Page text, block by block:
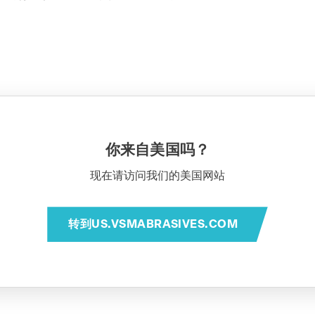
你来自美国吗？
现在请访问我们的美国网站
转到US.VSMABRASIVES.COM